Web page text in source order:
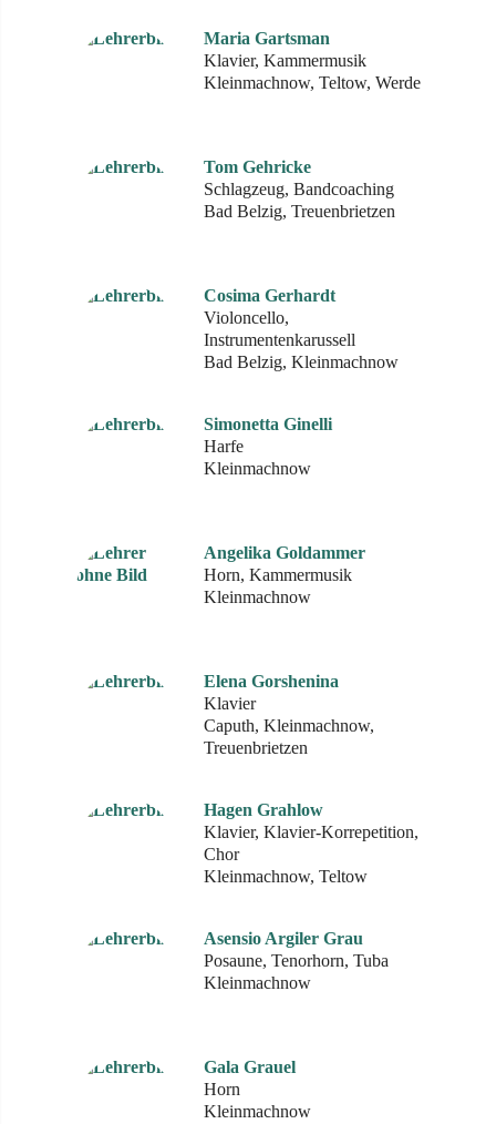
Maria Gartsman
Klavier, Kammermusik
Kleinmachnow, Teltow, Werder
Tom Gehricke
Schlagzeug, Bandcoaching
Bad Belzig, Treuenbrietzen
Cosima Gerhardt
Violoncello,
Instrumentenkarussell
Bad Belzig, Kleinmachnow
Simonetta Ginelli
Harfe
Kleinmachnow
Angelika Goldammer
Horn, Kammermusik
Kleinmachnow
Elena Gorshenina
Klavier
Caputh, Kleinmachnow,
Treuenbrietzen
Hagen Grahlow
Klavier, Klavier-Korrepetition,
Chor
Kleinmachnow, Teltow
Asensio Argiler Grau
Posaune, Tenorhorn, Tuba
Kleinmachnow
Gala Grauel
Horn
Kleinmachnow